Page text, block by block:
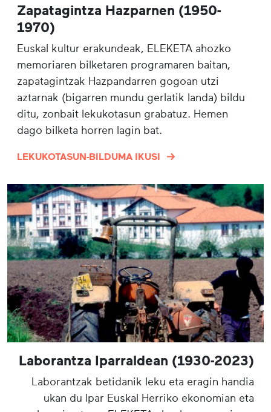
Zapatagintza Hazparnen (1950-
1970)
Euskal kultur erakundeak, ELEKETA ahozko
memoriaren bilketaren programaren baitan,
zapatagintzak Hazpandarren gogoan utzi
aztarnak (bigarren mundu gerlatik landa) bildu
ditu, zonbait lekukotasun grabatuz. Hemen
dago bilketa horren lagin bat.
LEKUKOTASUN-BILDUMA IKUSI
Laborantza Iparraldean (1930-2023)
Laborantzak betidanik leku eta eragin handia
ukan du Ipar Euskal Herriko ekonomian eta